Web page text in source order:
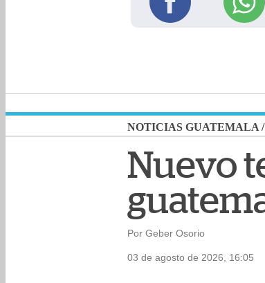
NOTICIAS GUATEMALA /
Nuevo
Por Geber Osorio
03 de agosto de 2026, 16:05